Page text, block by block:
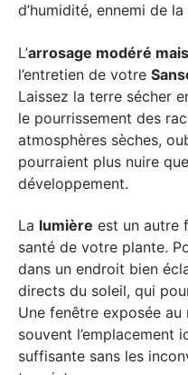
d’humidité, ennemi de la
L’arrosage modéré
l’entretien de votre
Laissez la terre sécher
le pourrissement des
atmosphères sèches,
pourraient plus nuire
développement.
La lumière est un autre
santé de votre plante.
dans un endroit bien
directs du soleil, qui
Une fenêtre exposée au
souvent l’emplacement
suffisante sans les